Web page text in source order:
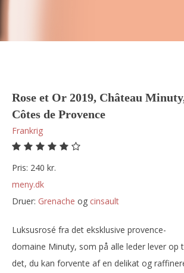
Rose et Or 2019, Château
Côtes de Provence
Frankrig
Pris: 240 kr.
meny.dk
Druer:
grenache og cinsault
Luksusrosé fra det eksklusive provence-
domaine Minuty, som på alle leder lever op
det, du kan forvente af en delikat og